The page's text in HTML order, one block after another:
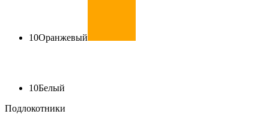
10Оранжевый
10Белый
Подлокотники